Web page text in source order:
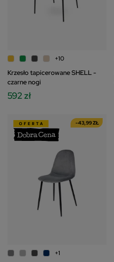
+10
Krzesło tapicerowane SHELL -
czarne nogi
592 zł
-43,99 ZŁ
+1